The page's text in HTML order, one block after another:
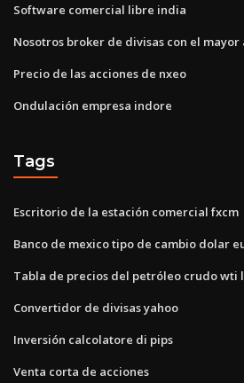
Software comercial libre india
Nosotros broker de divisas con el
Precio de las acciones de nxeo
Ondulación empresa indore
Tags
Escritorio de la estación comercial fxcm
Banco de mexico tipo de cambio dolar
Tabla de precios del petróleo crudo wti
Convertidor de divisas yahoo
Inversión calcolatore di pips
Venta corta de acciones